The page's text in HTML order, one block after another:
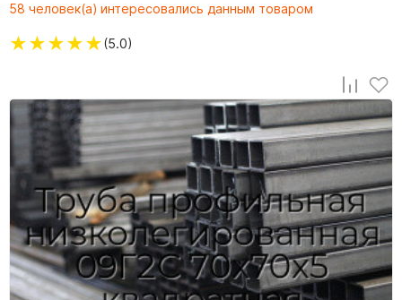
58 человек(а) интересовались данным товаром
★★★★★(5.0)